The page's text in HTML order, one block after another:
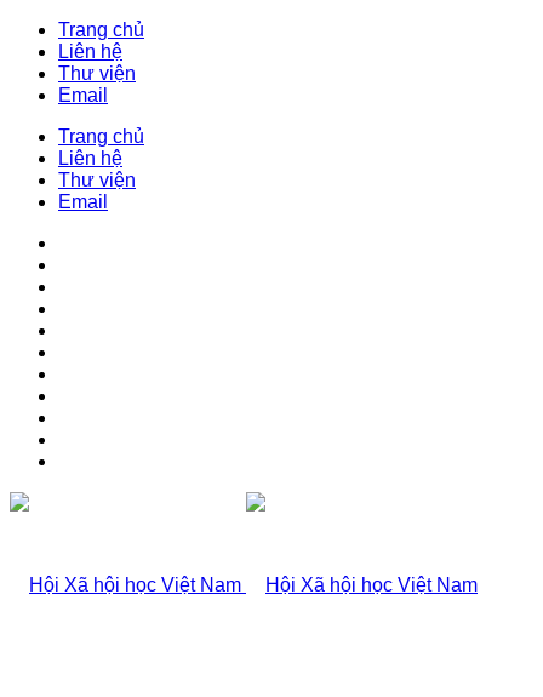
Trang chủ
Liên hệ
Thư viện
Email
Trang chủ
Liên hệ
Thư viện
Email